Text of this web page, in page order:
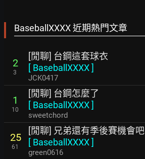
BaseballXXXX 近期熱門文章
2
3
[閒聊] 台鋼這套球衣
[ BaseballXXXX]
JCK0417
1
10
[閒聊] 台鋼怎麼了
[ BaseballXXXX]
sweetchord
25
61
[閒聊] 兄弟還有季後賽機會吧
[ BaseballXXXX]
green0616